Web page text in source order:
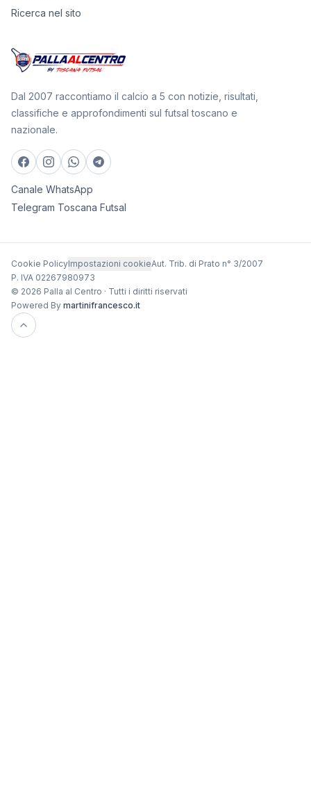
Ricerca nel sito
Dal 2007 raccontiamo il calcio a 5 con notizie, risultati,
classifiche e approfondimenti sul futsal toscano e
nazionale.
Canale WhatsApp
Telegram Toscana Futsal
Cookie PolicyImpostazioni cookieAut. Trib. di Prato n° 3/2007
P. IVA 02267980973
© 2026 Palla al Centro · Tutti i diritti riservati
Powered By martinifrancesco.it